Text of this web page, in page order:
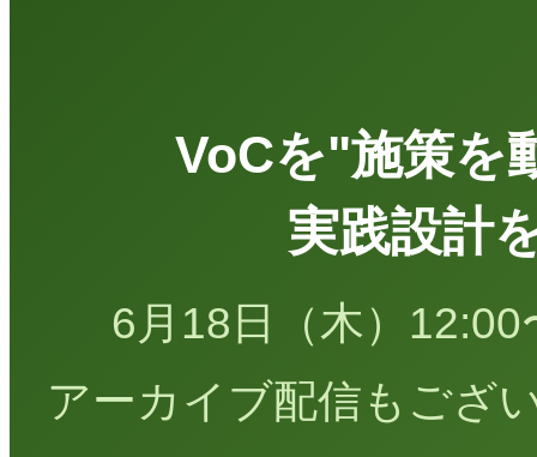
VoCを"施策を
実践設計
6月18日（木）
アーカイブ配信もござ